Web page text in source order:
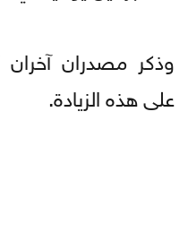
وذكر مصدران آخران
على هذه الزيادة.